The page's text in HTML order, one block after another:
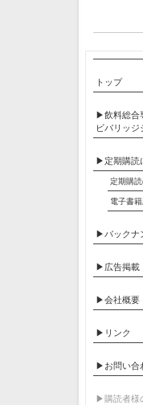
トップ
▶飲料総合
ビバリッジ
▶定期購読
定期購
電子書
▶バックナ
▶広告掲載
▶会社概要
▶リンク
▶お問い合
▶︎購読者様